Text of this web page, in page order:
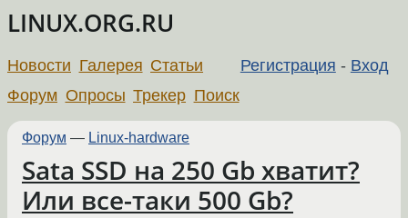
LINUX.ORG.RU
Регистрация - Вход
Новости Галерея Статьи
Форум Опросы Трекер Поиск
Форум — Linux-hardware
Sata SSD на 250 Gb хватит?
Или все-таки 500 Gb?